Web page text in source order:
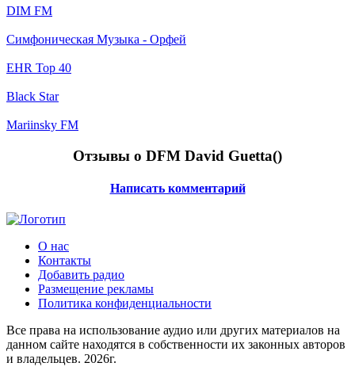
DIM FM
Симфоническая Музыка - Орфей
EHR Top 40
Black Star
Mariinsky FM
Отзывы о DFM David Guetta()
Написать комментарий
О нас
Контакты
Добавить радио
Размещение рекламы
Политика конфиденциальности
Все права на использование аудио или других материалов на
данном сайте находятся в собственности их законных авторов
и владельцев. 2026г.